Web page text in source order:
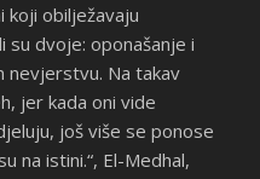
koji obilježavaju
su dvoje: oponašanje i
nevjerstvu. Na takav
jer kada oni vide
još više se ponose
na istini.“, El-Medhal,